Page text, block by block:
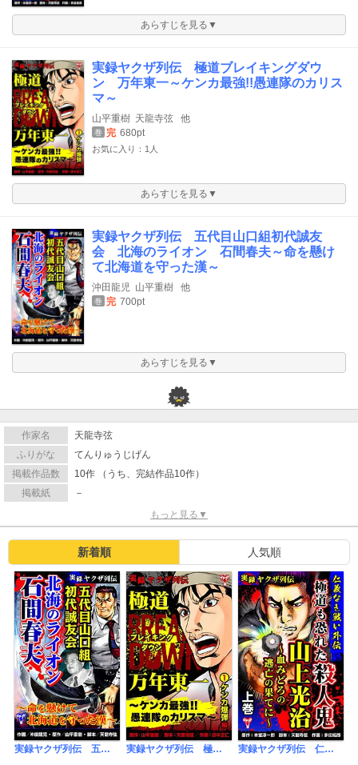
あらすじを見る▼
実録ヤクザ列伝 極道ブレイキングダウ
ン 万年東一～ケンカ最強!!愚連隊のカリス
マ～
山平重樹 天龍寺弦 他
巻 完 680pt
お気に入り：1人
あらすじを見る▼
実録ヤクザ列伝 五代目山口組初代誠友
会 北海のライオン 石間春夫～命を懸け
て北海道を守った漢～
沖田龍児 山平重樹 他
巻 完 700pt
あらすじを見る▼
作家名
天龍寺弦
ふりがな
てんりゅうじげん
掲載作品数
10作 （うち、完結作品10作）
掲載紙
－
もっと見る▼
新着順 人気順
実録ヤクザ列伝 五代目山口組初代誠友会 北海のライオン 石間春夫～命を懸けて北海道を守った漢～ 実録ヤクザ列伝 極道ブレイキングダウン 万年東一～ケンカ最強!!愚連隊のカリスマ～ 実録ヤクザ列伝 仁義なき戦い外伝 極道も恐れた殺人鬼 山上光治～血みどろの逃亡の果てに～